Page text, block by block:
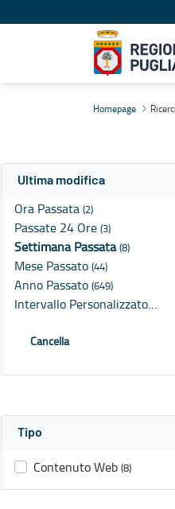
Homepage
Ultima modifica
Ora Passata (2)
Passate 24 Ore (3)
Settimana Passata(8)
Mese Passato (44)
Anno Passato (649)
Intervallo Personalizzato…
Cancella
Tipo
Contenuto Web (8)